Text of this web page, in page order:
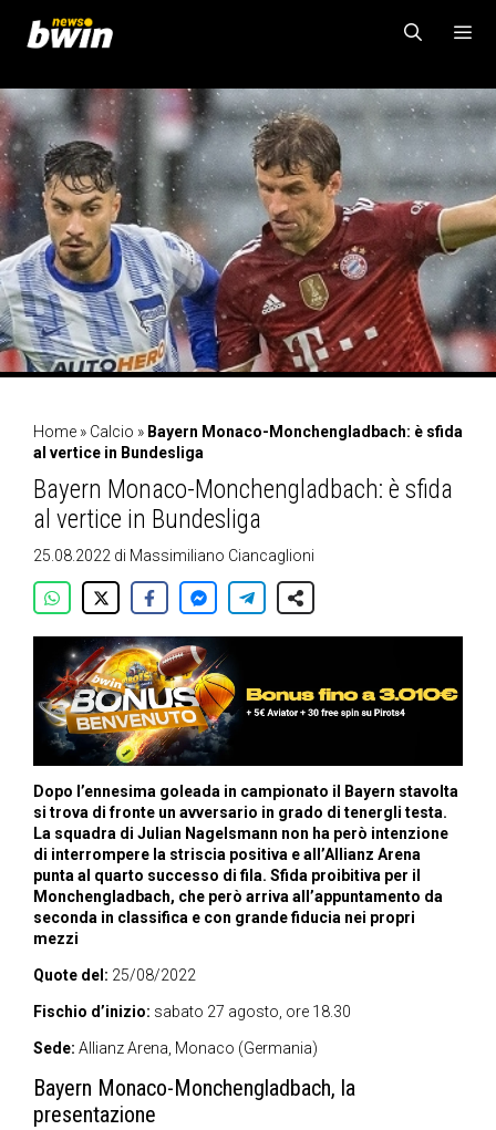
contenuto
MENU
Home » Calcio » Bayern Monaco-Monchengladbach: è sfida
al vertice in Bundesliga
Bayern Monaco-Monchengladbach: è sfida
al vertice in Bundesliga
25.08.2022 di Massimiliano Ciancaglioni
Dopo l’ennesima goleada in campionato il Bayern stavolta
si trova di fronte un avversario in grado di tenergli testa.
La squadra di Julian Nagelsmann non ha però intenzione
di interrompere la striscia positiva e all’Allianz Arena
punta al quarto successo di fila. Sfida proibitiva per il
Monchengladbach, che però arriva all’appuntamento da
seconda in classifica e con grande fiducia nei propri
mezzi
Quote del: 25/08/2022
Fischio d’inizio: sabato 27 agosto, ore 18.30
Sede: Allianz Arena, Monaco (Germania)
Bayern Monaco-Monchengladbach, la
presentazione